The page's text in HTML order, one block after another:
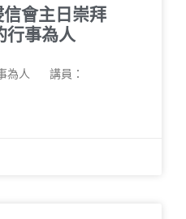
信會主日崇拜
行事為人
為人 講員：